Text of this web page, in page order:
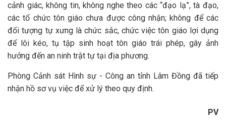
cảnh giác, không tin, không nghe theo các “đạo lạ”, tà đạo,
các tổ chức tôn giáo chưa được công nhận; không để các
đối tượng tự xưng là chức sắc, chức việc tôn giáo lợi dụng
để lôi kéo, tụ tập sinh hoạt tôn giáo trái phép, gây ảnh
hưởng đến an ninh trật tự tại địa phương.
Phòng Cảnh sát Hình sự - Công an tỉnh Lâm Đồng đã tiếp
nhận hồ sơ vụ việc để xử lý theo quy định.
PV